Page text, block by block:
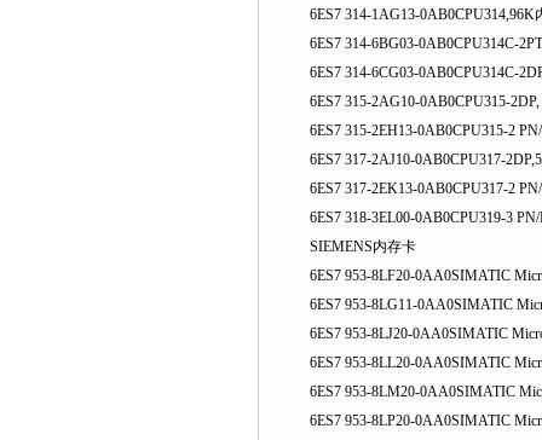
6ES7 314-1AG13-0AB0CPU314,96K
6ES7 314-6BG03-0AB0CPU314C-
6ES7 314-6CG03-0AB0CPU314C-
6ES7 315-2AG10-0AB0CPU315-
6ES7 315-2EH13-0AB0CPU315-2
6ES7 317-2AJ10-0AB0CPU317-
6ES7 317-2EK13-0AB0CPU317-2
6ES7 318-3EL00-0AB0CPU319-3
SIEMENS内存卡
6ES7 953-8LF20-0AA0SIMATIC
6ES7 953-8LG11-0AA0SIMATIC
6ES7 953-8LJ20-0AA0SIMATIC
6ES7 953-8LL20-0AA0SIMATIC
6ES7 953-8LM20-0AA0SIMATIC
6ES7 953-8LP20-0AA0SIMATIC